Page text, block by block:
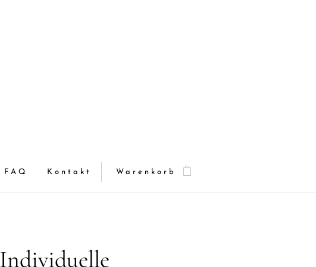
FAQ Kontakt Warenkorb
Individuelle